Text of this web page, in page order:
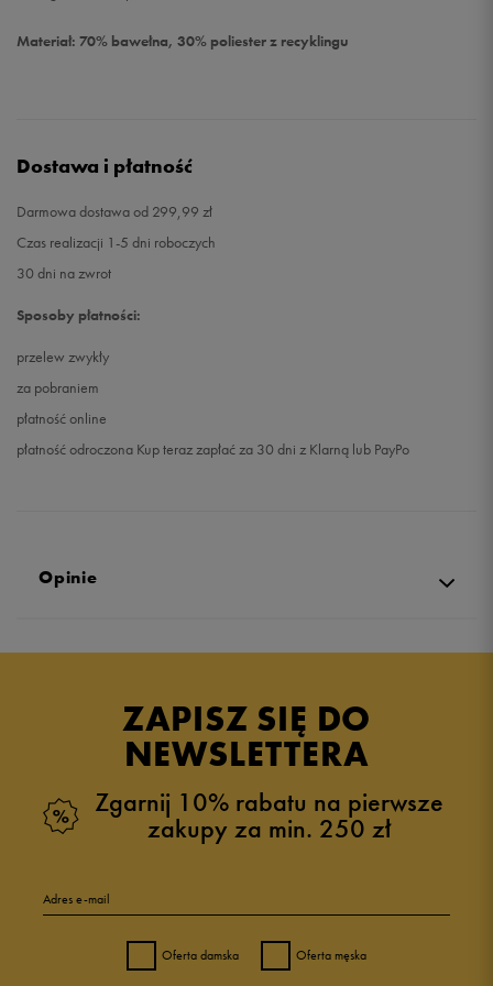
Materiał: 70% bawełna, 30% poliester z recyklingu
Dostawa i płatność
Darmowa dostawa od 299,99 zł
Czas realizacji 1-5 dni roboczych
30 dni na zwrot
Sposoby płatności:
przelew zwykły
za pobraniem
płatność online
płatność odroczona Kup teraz zapłać za 30 dni z Klarną lub PayPo
Opinie
5.0
zebranych i zweryfikowanych przez
4 0%
ZAPISZ SIĘ DO
NEWSLETTERA
Zgarnij 10% rabatu na pierwsze
zakupy za min. 250 zł
Adres e-mail
Oferta damska Oferta męska